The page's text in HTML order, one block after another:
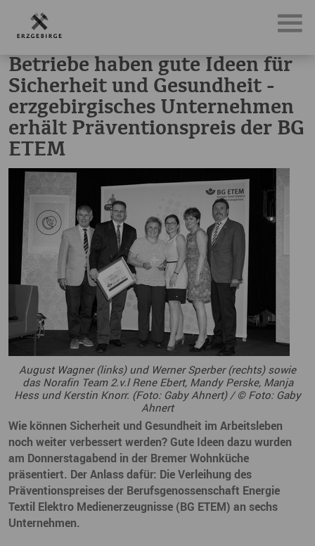
News, Neuigkeiten & Nachrichten aus dem Erzgebirge
Betriebe haben gute Ideen für
Sicherheit und Gesundheit -
erzgebirgisches Unternehmen
erhält Präventionspreis der BG
ETEM
August Wagner (links) und Werner Sperber (rechts) sowie
das Norafin Team 2.v.l Rene Ebert, Mandy Perske, Manja
Hess und Kerstin Knorr. (Foto: Gaby Ahnert) / © Foto: Gaby
Ahnert
Wie können Sicherheit und Gesundheit im Arbeitsleben
noch weiter verbessert werden? Gute Ideen dazu wurden
am Donnerstagabend in der Bremer Wohnküche
präsentiert. Der Anlass dafür: Die Verleihung des
Präventionspreises der Berufsgenossenschaft Energie
Textil Elektro Medienerzeugnisse (BG ETEM) an sechs
Unternehmen.